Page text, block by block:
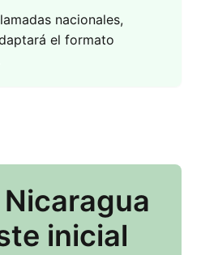
nacionales,
el formato
Nicaragua
inicial